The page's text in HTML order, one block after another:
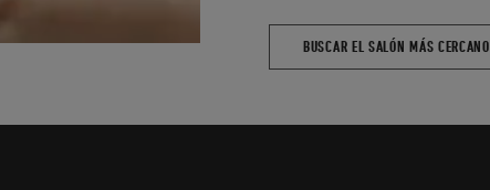
BUSCAR EL SALÓN MÁS CERCANO